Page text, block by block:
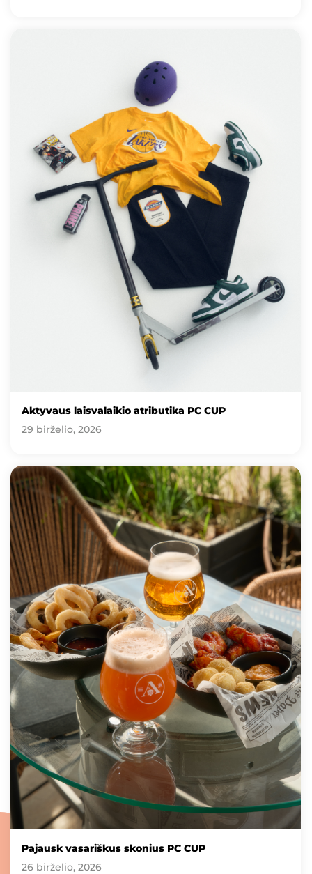
Aktyvaus laisvalaikio atributika PC CUP
29 birželio, 2026
Pajausk vasariškus skonius PC CUP
26 birželio, 2026